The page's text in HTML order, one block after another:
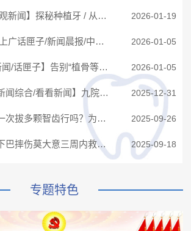
【上观直播/上观新闻】探秘种植牙 / 从小被教育的“睡前刷牙”其实不太对，上海九院医生：刷牙时机、次数很重要 2026-01-19
【上海科技报/上广话匣子/新闻晨报/中新网上海/东方网/上观新民】上海九院口腔肿瘤MDT诊疗助力极晚期舌癌患者重获新生 2026-01-05
【上广990早新闻/话匣子】告别“植骨等牙”！上海九院医生“金点子”破解老人“缺牙难” 2026-01-05
【上海电视台新闻综合/看看新闻】九院历经五年攻关 攻克重度骨缺损口腔修复难题 2025-12-31
【上观新闻】一次拔多颗智齿行吗？为啥有人说拔牙疼有人却不疼？常见误区一次说清上海交通大学口腔医学院2025年09月26日 12：2上海1:5 2025-09-26
【新民晚报】下巴摔伤莫大意三周内救治别耽误（张勇 徐晓峰） 2025-09-18
专题特色